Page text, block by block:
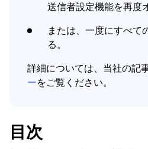
Account
Frequently Asked
送信者設定機能を再度
または、一度にすべて
る。
詳細については、当社の記
ーをご覧ください。
目次